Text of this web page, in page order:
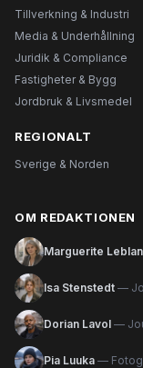
Tillverkning & Industri
Media & Underhållning
Juridik & Compliance
Fastigheter & Bygg
Jordbruk & Livsmedel
REGIONALT
Sverige & Norden
OM REDAKTIONEN
Marguerite
Isa Stenstedt —
Dorian Lavol —
Pia Luuka —